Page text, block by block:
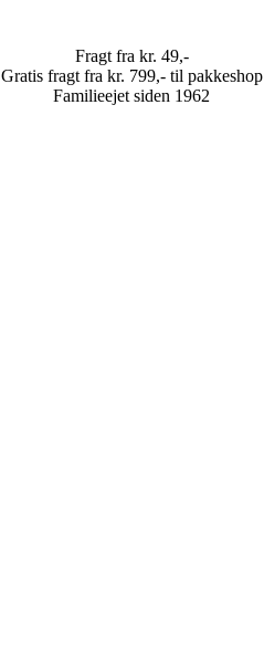
Fragt fra kr. 49,-
Gratis fragt fra kr. 799,- til pakkeshop
Familieejet siden 1962